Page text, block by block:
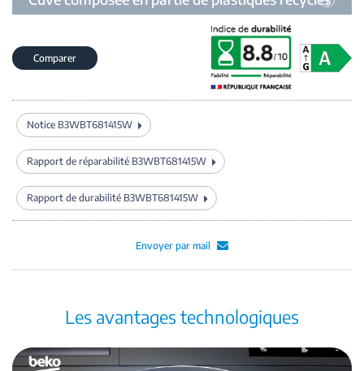
Comparer
Notice B3WBT681415W
Rapport de réparabilité B3WBT681415W
Rapport de durabilité B3WBT681415W
Envoyer par mail
Les avantages technologiques